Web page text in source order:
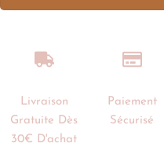
Livraison
Gratuite Dès
30€ D'achat
Paiement
Sécurisé